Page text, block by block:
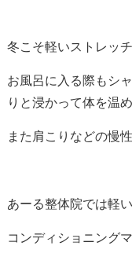
冬こそ軽いストレッ
お風呂に入る際もシ
りと浸かって体を温
また肩こりなどの慢
あーる整体院では軽
コンディショニング